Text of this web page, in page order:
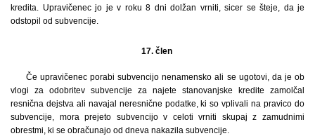
kredita. Upravičenec jo je v roku 8 dni dolžan vrniti, sicer se šteje, da je
odstopil od subvencije.
17. člen
Če upravičenec porabi subvencijo nenamensko ali se ugotovi, da je ob
vlogi za odobritev subvencije za najete stanovanjske kredite zamolčal
resnična dejstva ali navajal neresnične podatke, ki so vplivali na pravico do
subvencije, mora prejeto subvencijo v celoti vrniti skupaj z zamudnimi
obrestmi, ki se obračunajo od dneva nakazila subvencije.